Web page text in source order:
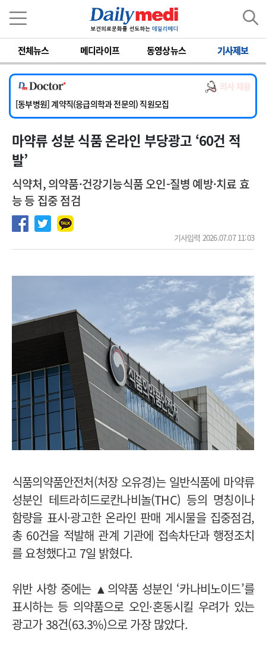
전체뉴스 메디라이프 동영상뉴스 기사제보
의사 채용
[서울아산병원] 2026년 하반기 인턴 모집
[영남대학교의료원] 마취통증의학과 임기제 임상의사 채용
[충남대학교병원] 소아청소년과(소아응급전담) 계약직 의사 공개채용
[동부병원] 계약직(응급의학과 전문의) 직원모집
[이대목동병원] 하반기 전공의(레지던트1년차) 모집
[서울아산병원] 2026년 하반기 인턴 모집
[영남대학교의료원] 마취통증의학과 임기제 임상의사 채용
마약류 성분 식품 온라인 부당광고 ‘60건 적
발’
식약처, 의약품·건강기능식품 오인-질병 예방·치료 효
능 등 집중 점검
기사입력 2026.07.07 11:03
식품의약품안전처(처장 오유경)는 일반식품에 마약류
성분인 테트라히드로칸나비놀(THC) 등의 명칭이나
함량을 표시·광고한 온라인 판매 게시물을 집중점검,
총 60건을 적발해 관계 기관에 접속차단과 행정조치
를 요청했다고 7일 밝혔다.
위반 사항 중에는 ▲의약품 성분인 ‘카나비노이드’를
표시하는 등 의약품으로 오인·혼동시킬 우려가 있는
광고가 38건(63.3%)으로 가장 많았다.